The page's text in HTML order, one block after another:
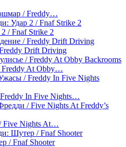
/ Freddy…
/ Fnaf Strike 2
Drift Driving
Freddy At Obby…
In Five Nights…
Five Nights At…
/ Fnaf Shooter